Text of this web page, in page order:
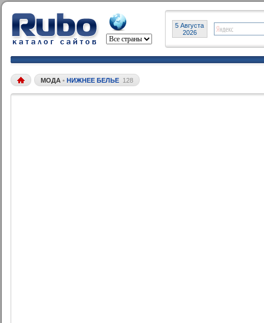
5 Августа
2026
МОДА • НИЖНЕЕ БЕЛЬЕ 128